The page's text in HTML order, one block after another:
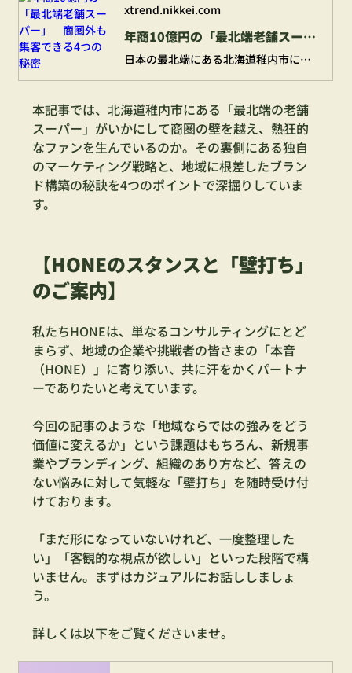
xtrend.nikkei.com
年商10億円の「最北端老舗スーパー」 商圏外も集客できる4つの秘密
日本の最北端にある北海道稚内市に、年間売り上げが10億円を超える老舗スーパーがある。それが相沢食料百貨店の運営する「食品館あいざわ」だ。人口3万人の稚内市内でその規模の売り上げを得られる理由は、商圏外からも人を呼び込む、相沢食料百貨店の4つの秘密にある。地方の中小企業を支援する「地方マーケター」で、同スーパーと関わりが深い筆者が、へき地スーパーの勝ち筋を解説する。
本記事では、北海道稚内市にある「最北端の老舗
スーパー」がいかにして商圏の壁を越え、熱狂的
なファンを生んでいるのか。その裏側にある独自
のマーケティング戦略と、地域に根差したブラン
ド構築の秘訣を4つのポイントで深掘りしていま
す。
【HONEのスタンスと「壁打ち」
のご案内】
私たちHONEは、単なるコンサルティングにとど
まらず、地域の企業や挑戦者の皆さまの「本音
（HONE）」に寄り添い、共に汗をかくパートナ
ーでありたいと考えています。
今回の記事のような「地域ならではの強みをどう
価値に変えるか」という課題はもちろん、新規事
業やブランディング、組織のあり方など、答えの
ない悩みに対して気軽な「壁打ち」を随時受け付
けております。
「まだ形になっていないけれど、一度整理した
い」「客観的な視点が欲しい」といった段階で構
いません。まずはカジュアルにお話ししましょ
う。
詳しくは以下をご覧くださいませ。